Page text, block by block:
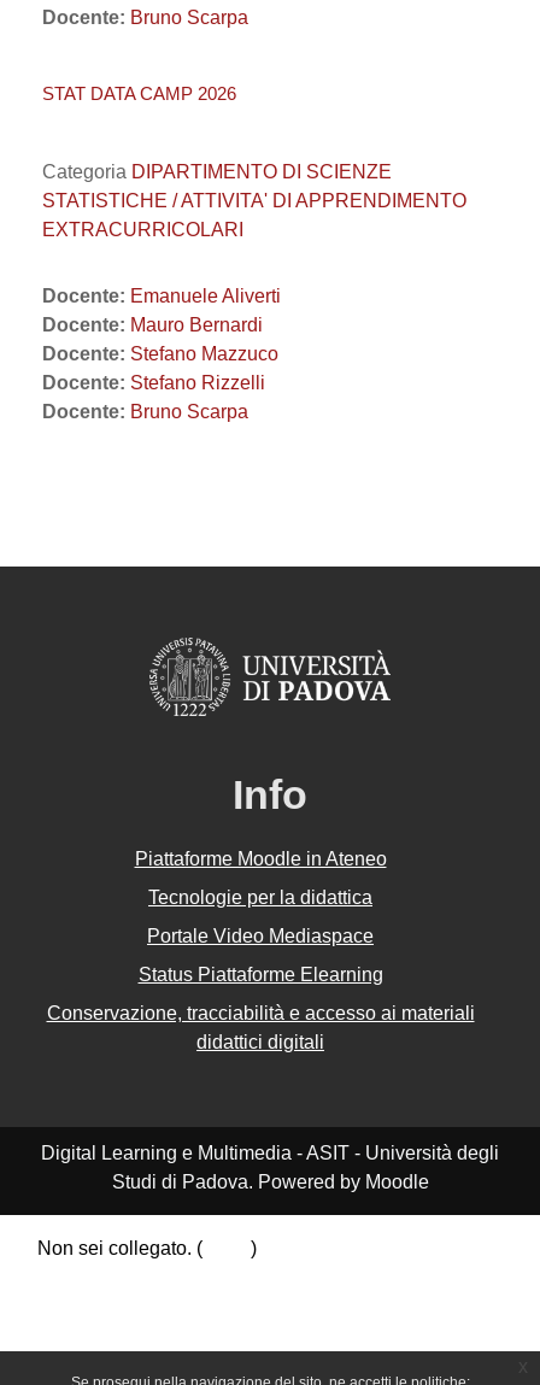
Docente: Bruno Scarpa
STAT DATA CAMP 2026
Categoria DIPARTIMENTO DI SCIENZE
STATISTICHE / ATTIVITA' DI APPRENDIMENTO
EXTRACURRICOLARI
Docente: Emanuele Aliverti
Docente: Mauro Bernardi
Docente: Stefano Mazzuco
Docente: Stefano Rizzelli
Docente: Bruno Scarpa
Info
Piattaforme Moodle in Ateneo
Tecnologie per la didattica
Portale Video Mediaspace
Status Piattaforme Elearning
Conservazione, tracciabilità e accesso ai materiali
didattici digitali
Digital Learning e Multimedia - ASIT - Università degli
Studi di Padova. Powered by Moodle
Non sei collegato. (
)